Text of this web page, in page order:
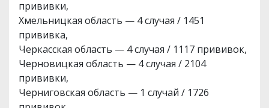
прививки,
Хмельницкая область — 4 случая / 1451
прививка,
Черкасская область — 4 случая / 1117 прививок,
Черновицкая область — 4 случая / 2104
прививки,
Черниговская область — 1 случай / 1726